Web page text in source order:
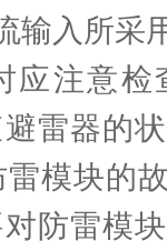
入所采
应注意检
雷器的
模块的
防雷模